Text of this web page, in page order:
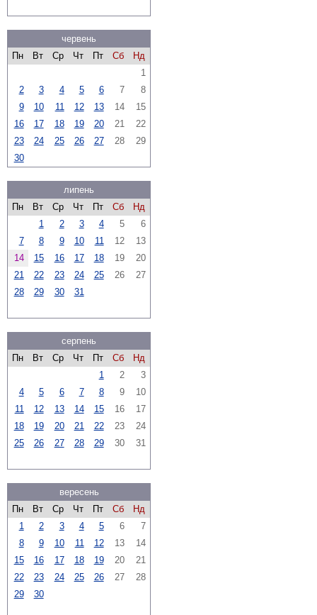
червень
Пн
Вт Ср Чт Пт Сб
Нд
1
2
3 4 5 6 7
8
9
10 11 12 13 14
15
16
17 18 19 20 21
22
23
24 25 26 27 28
29
30
липень
Пн
Вт Ср Чт Пт Сб
Нд
1
2 3 4 5
6
7
8 9 10 11 12
13
14
15 16 17 18 19
20
21
22 23 24 25 26
27
28
29 30 31
серпень
Пн
Вт Ср Чт Пт Сб
Нд
1
2
3
4
5 6 7 8 9
10
11
12 13 14 15 16
17
18
19 20 21 22 23
24
25
26 27 28 29 30 31
вересень
Пн
Вт Ср Чт Пт Сб
Нд
1
2 3 4 5 6
7
8
9 10 11 12 13
14
15
16 17 18 19 20
21
22
23 24 25 26 27
28
29
30